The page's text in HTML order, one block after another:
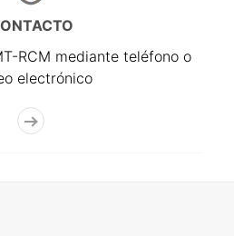
RCM mediante teléfono o
electrónico